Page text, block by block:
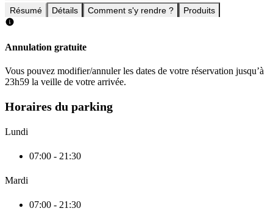
Résumé Détails Comment s'y rendre ? Produits
Annulation gratuite
Vous pouvez modifier/annuler les dates de votre réservation jusqu’à
23h59 la veille de votre arrivée.
Horaires du parking
Lundi
07:00 - 21:30
Mardi
07:00 - 21:30